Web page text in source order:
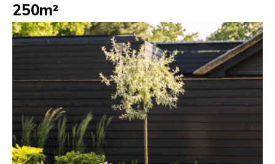
250m²